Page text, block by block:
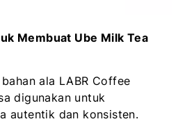
Membuat Ube Milk Tea
ala LABR Coffee
digunakan untuk
autentik dan konsisten.